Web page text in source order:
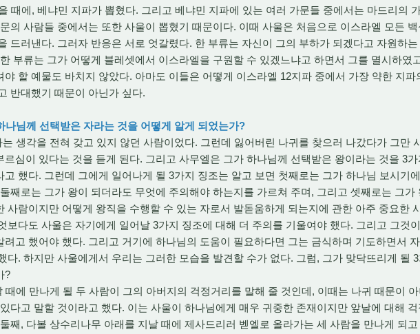
때에, 베냐민 지파가 뽑혔다. 그리고 베냐민 지파에 있는 여러 가문들 중에서는 마드리의
의 사람들 중에서는 또한 사울이 뽑혔기 때문이다. 이때 사울은 처음으로 이스라엘 모든 백
드러낸다. 그러자 반응은 서로 엇갈렸다. 한 부류는 자신이 그의 부하가 되겠다고 자원하는
부류는 그가 어떻게 블레셋에서 이스라엘을 구원할 수 있겠느냐고 하면서 그를 멸시하였
할 예물도 바치지 않았다. 아마도 이들은 어떻게 이스라엘 12지파 중에서 가장 약한 지파
반대했기 때문이 아닌가 싶다.
나님께 선택받은 자라는 것을 어떻게 알게 되었는가?
생각을 전혀 갖고 있지 않던 사람이었다. 그런데 잃어버린 나귀를 찾으러 나갔다가 그만
심이 있다는 것을 듣게 된다. 그리고 사무엘은 그가 하나님께 선택받은 왕이라는 것을 3가
했다. 그런데 그에게 일어나게 될 3가지 징조는 알고 보면 첫째로는 그가 하나님 보시기
째로는 그가 왕이 되더라도 무엇에 주의해야 하는지를 가르쳐 주며, 그리고 셋째로는 그가
사람이지만 어떻게 왕직을 수행할 수 있는 자로서 발돋움하게 되는지에 관한 아주 중요한
보다도 사울은 자기에게 일어날 3가지 징조에 대해 더 주의를 기울여야 했다. 그리고 그것
려고 했어야 했다. 그리고 거기에 하나님의 도움이 필요하다면 그는 금식하며 기도하면서
다. 하지만 사울에게서 우리는 그러한 모습을 발견할 수가 없다. 그럼, 그가 맞닥뜨리게 될
?
때에 만나게 될 두 사람이 그의 아버지의 걱정거리를 말해 줄 것인데, 이때는 나귀 때문이 아
다고 말할 것이라고 했다. 이는 사울이 하나님에게 매우 귀중한 존재이지만 앞날에 대해 걱
째, 다볼 상수리나무 아래를 지날 때에 제사드리러 벧엘로 올라가는 세 사람을 만나게 되고